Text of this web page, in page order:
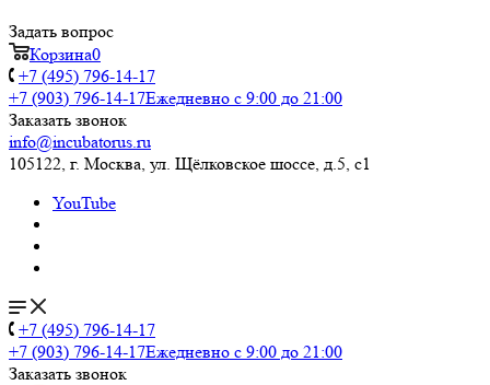
Задать вопрос
Корзина0
+7 (495) 796-14-17
+7 (903) 796-14-17Ежедневно с 9:00 до 21:00
Заказать звонок
info@incubatorus.ru
105122, г. Москва, ул. Щёлковское шоссе, д.5, с1
YouTube
+7 (495) 796-14-17
+7 (903) 796-14-17Ежедневно с 9:00 до 21:00
Заказать звонок